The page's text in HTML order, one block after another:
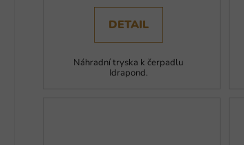
DETAIL
Náhradní tryska k čerpadlu
Idrapond.